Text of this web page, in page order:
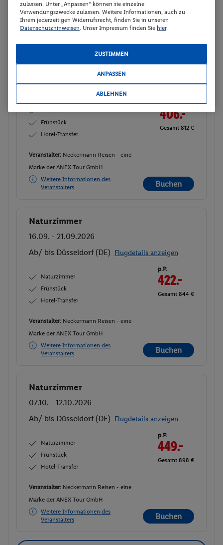
Naturzimmer
Zimmerdetails
Ab/ bis Köln/Bonn (DE) Flugdetails anzeigen
Frühstück
Hotel-Transfer
p.P.
406.-
Gesamt 812 €
Veranstalter: Neckermann Reisen - eine
Marke der ANEX Tour GmbH
Weitere Informationen des
Veranstalters
Buchen
Buchen
Naturzimmer
16.09. - 21.09.2026
Ab/ bis Düsseldorf (DE) Flugdetails anzeigen
Naturzimmer
Frühstück
Hotel-Transfer
p.P.
422.-
Gesamt 844 €
Veranstalter: Neckermann Reisen - eine
Marke der ANEX Tour GmbH
Weitere Informationen des
Veranstalters
Buchen
Buchen
Naturzimmer
07.10. - 12.10.2026
Ab/ bis Düsseldorf (DE) Flugdetails anzeigen
Naturzimmer
Frühstück
Hotel-Transfer
p.P.
449.-
Gesamt 898 €
Veranstalter: Neckermann Reisen - eine
Marke der ANEX Tour GmbH
Weitere Informationen des
Veranstalters
Buchen
zulassen. Unter „Anpassen“ können sie einzelne
Verwendungszwecke zulassen. Weitere Informationen, auch zu
Ihrem jederzeitigen Widerrufsrecht, finden Sie in unseren
Datenschutzhinweisen . Unser Impressum finden Sie hier.
ZUSTIMMEN
ANPASSEN
ABLEHNEN